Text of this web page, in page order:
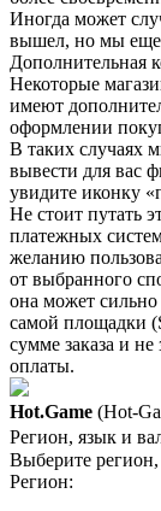
Иногда может
вышел, но мы еще
Дополнительная
Некоторые
имеют
оформлении
В таких случаях
вывести для вас
увидите иконку
Не стоит путать
платежных
желанию
от выбранного
она может
самой площадки
сумме заказа и
оплаты.
Hot.Game (Hot-
Регион, язык и
Выберите
Регион: